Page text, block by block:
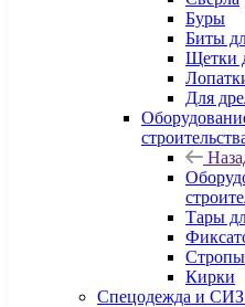
Буры
Биты
Щетки
Для
Тары
Стропы
Кирки
Спецодежда и СИЗ